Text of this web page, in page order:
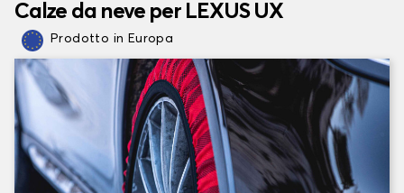
Calze da neve per LEXUS UX
Prodotto in Europa